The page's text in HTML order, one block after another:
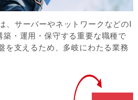
、サーバーやネットワークなどのI
・運用・保守する重要な職種で
を支えるため、多岐にわたる業務